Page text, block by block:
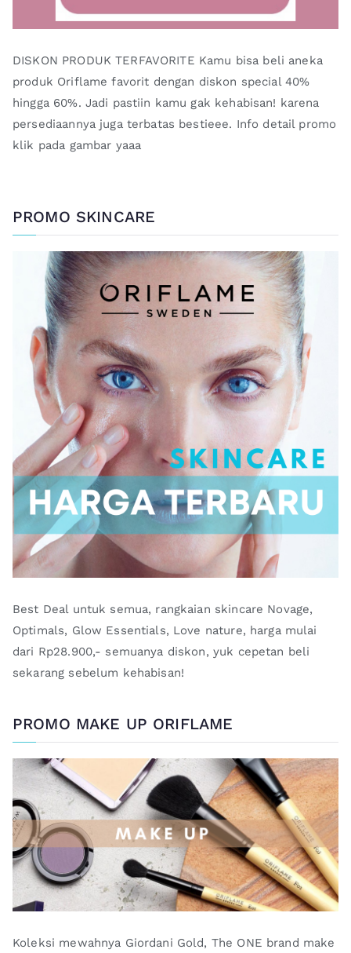
DISKON PRODUK TERFAVORITE Kamu bisa beli aneka
produk Oriflame favorit dengan diskon special 40%
hingga 60%. Jadi pastiin kamu gak kehabisan! karena
persediaannya juga terbatas bestieee. Info detail promo
klik pada gambar yaaa
PROMO SKINCARE
Best Deal untuk semua, rangkaian skincare Novage,
Optimals, Glow Essentials, Love nature, harga mulai
dari Rp28.900,- semuanya diskon, yuk cepetan beli
sekarang sebelum kehabisan!
PROMO MAKE UP ORIFLAME
Koleksi mewahnya Giordani Gold, The ONE brand make